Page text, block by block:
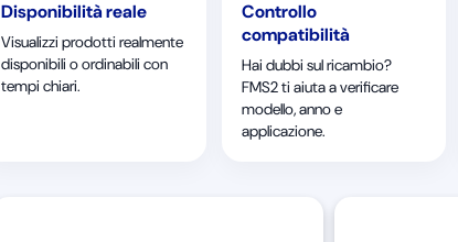
Disponibilità reale
Visualizzi prodotti realmente
disponibili o ordinabili con
tempi chiari.
Controllo
compatibilità
Hai dubbi sul ricambio?
FMS2 ti aiuta a verificare
modello, anno e
applicazione.